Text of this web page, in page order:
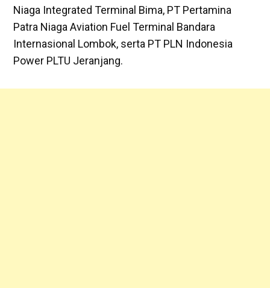
Niaga Integrated Terminal Bima, PT Pertamina
Patra Niaga Aviation Fuel Terminal Bandara
Internasional Lombok, serta PT PLN Indonesia
Power PLTU Jeranjang.